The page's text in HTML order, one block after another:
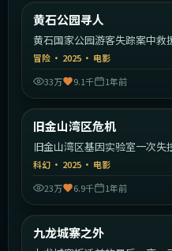
最新
黄石公园寻人
黄石国家公园游客失踪案中救
密。
冒险 · 2025 · 电影
33万
9.1千 1年前
最新
旧金山湾区危机
旧金山湾区基因实验室一次
的危机。
科幻 · 2025 · 电影
23万
6.9千 1年前
最新
九龙城寨之外